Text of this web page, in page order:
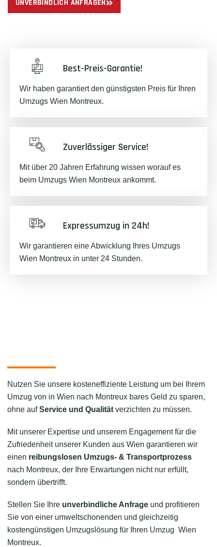
UNVERBINDLICH ANFRAGEN
Best-Preis-Garantie!
Wir haben garantiert den günstigsten Preis für Ihren
Umzugs Wien Montreux.
Zuverlässiger Service!
Mit über 20 Jahren Erfahrung wissen worauf es
beim Umzugs Wien Montreux ankommt.
Expressumzug in 24h!
Wir garantieren eine Abwicklung Ihres Umzugs
Wien Montreux in unter 24 Stunden.
Nutzen Sie unsere kosteneffiziente Leistung um bei Ihrem
Umzug von in Wien nach Montreux bares Geld zu sparen,
ohne aufService und Qualität verzichten zu müssen.
Mit unserer Expertise und unserem Engagement für die
Zufriedenheit unserer Kunden aus Wien garantieren wir
einen reibungslosen Umzugs- & Transportprozess
nach Montreux, der Ihre Erwartungen nicht nur erfüllt,
sondern übertrifft.
Stellen Sie Ihre unverbindliche Anfrage und profitieren
Sie von einer umweltschonenden und gleichzeitig
kostengünstigen Umzugslösung für Ihren Umzug Wien
Montreux.